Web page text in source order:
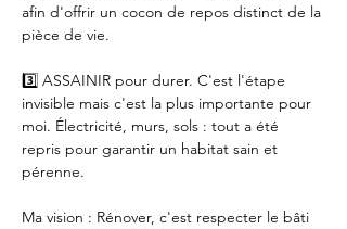
afin d'offrir un cocon de repos distinct de la
pièce de vie.
3️⃣ ASSAINIR pour durer. C'est l'étape
invisible mais c'est la plus importante pour
moi. Électricité, murs, sols : tout a été
repris pour garantir un habitat sain et
pérenne.
Ma vision : Rénover, c'est respecter le bâti